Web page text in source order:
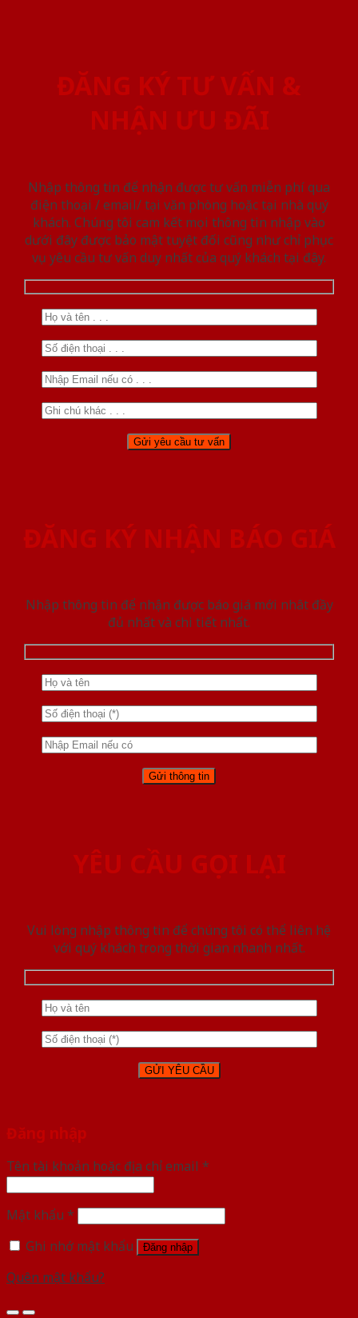
ĐĂNG KÝ TƯ VẤN &
NHẬN ƯU ĐÃI
Nhập thông tin để nhận được tư vấn miễn phí qua
điện thoại / email/ tại văn phòng hoặc tại nhà quý
khách. Chúng tôi cam kết mọi thông tin nhập vào
dưới đây được bảo mật tuyệt đối cũng như chỉ phục
vụ yêu cầu tư vấn duy nhất của quý khách tại đây.
ĐĂNG KÝ NHẬN BÁO GIÁ
Nhập thông tin để nhận được báo giá mới nhât đầy
đủ nhất và chi tiết nhất.
YÊU CẦU GỌI LẠI
Vui lòng nhập thông tin để chúng tôi có thể liên hệ
với quý khách trong thời gian nhanh nhất.
Đăng nhập
Tên tài khoản hoặc địa chỉ email *
Mật khẩu *
Ghi nhớ mật khẩu
Đăng nhập
Quên mật khẩu?